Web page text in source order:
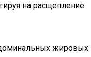
на расщепление
жировых